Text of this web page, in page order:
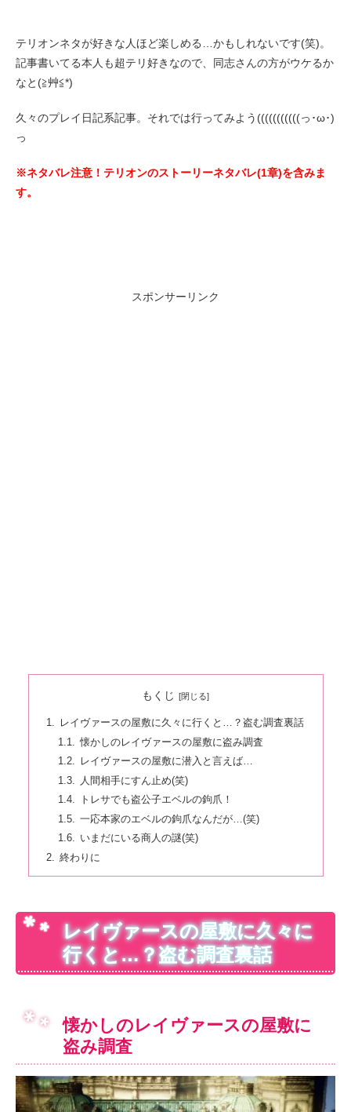
テリオンネタが好きな人ほど楽しめる…かもしれないです(笑)。
記事書いてる本人も超テリ好きなので、同志さんの方がウケるか
なと(≧艸≦*)
久々のプレイ日記系記事。それでは行ってみよう(((((((((((っ･ω･)
っ
※ネタバレ注意！テリオンのストーリーネタバレ(1章)を含みま
す。
スポンサーリンク
もくじ
レイヴァースの屋敷に久々に行くと…？盗む調査裏話
懐かしのレイヴァースの屋敷に盗み調査
レイヴァースの屋敷に潜入と言えば…
人間相手にすん止め(笑)
トレサでも盗公子エベルの鉤爪！
一応本家のエベルの鉤爪なんだが…(笑)
いまだにいる商人の謎(笑)
終わりに
レイヴァースの屋敷に久々に
行くと…？盗む調査裏話
懐かしのレイヴァースの屋敷に
盗み調査